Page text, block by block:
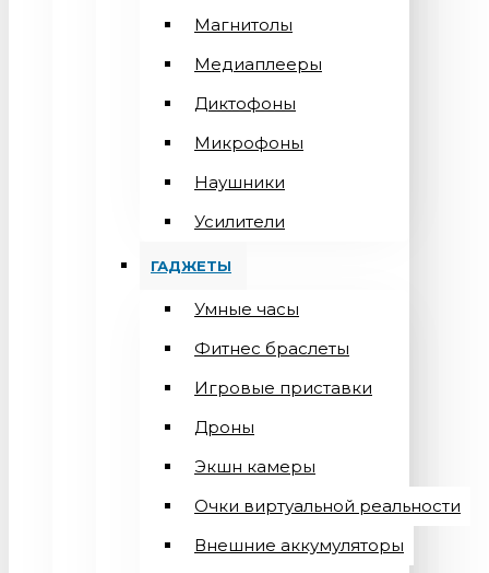
Магнитолы
Медиаплееры
Диктофоны
Микрофоны
Наушники
Усилители
ГАДЖЕТЫ
Умные часы
Фитнес браслеты
Игровые приставки
Дроны
Экшн камеры
Очки виртуальной реальности
Внешние аккумуляторы